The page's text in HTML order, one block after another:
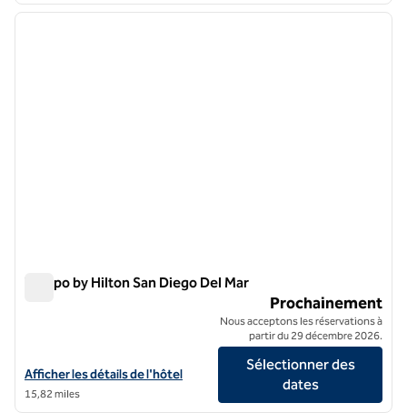
1 sur 7
Tempo by Hilton San Diego Del Mar
Afficher les détails de l'hôtel Tempo by Hilton San Diego Del Mar
Afficher les détails de l'hôtel
15,82 miles
Prochainement
Nous acceptons les réservations à
partir du 29 décembre 2026.
Sélectionner des
dates
1/10